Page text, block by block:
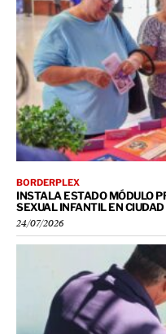
BORDERPLEX
INSTALA ESTADO MÓDULO
SEXUAL INFANTIL EN CIUDAD
24/07/2026